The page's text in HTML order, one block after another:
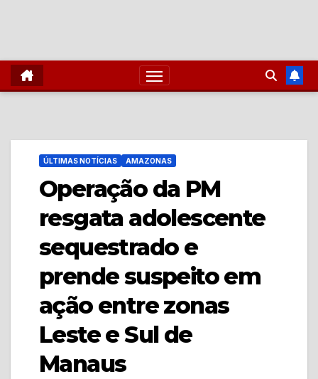
ÚLTIMAS NOTÍCIAS AMAZONAS
Operação da PM
resgata adolescente
sequestrado e
prende suspeito em
ação entre zonas
Leste e Sul de
Manaus